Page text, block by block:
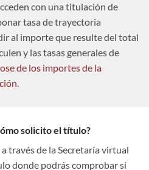
con una titulación de
tasa de trayectoria
al importe que resulte del total
y las tasas generales de
de los importes de la
.
solicito el título?
través de la Secretaría virtual
donde podrás comprobar si